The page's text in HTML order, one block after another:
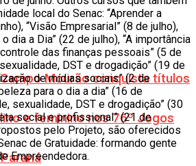
Mourão conquista títulos
e feminino nos 76º Jogos
local do Senac: “Aprender a
“Visão Empresarial” (8 de julho),
dia a Dia” (22 de julho), “A importância
das finanças pessoais” (5 de
DST e drogadição” (19 de
de mídias sociais” (2 de
para o dia a dia” (16 de
sexualidade, DST e drogadição” (30
social e profissional” (21 de
pelo Projeto, são oferecidos
de Gratuidade: formando gente
Empreendedora.